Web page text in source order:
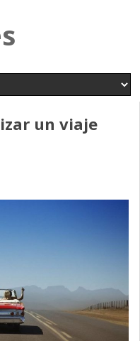
un viaje